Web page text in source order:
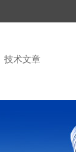
技术文章